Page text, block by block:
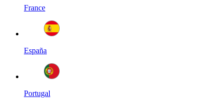
France
España
Portugal